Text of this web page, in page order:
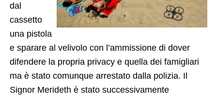
dal
cassetto
una pistola
e sparare al velivolo con l’ammissione di dover
difendere la propria privacy e quella dei famigliari
ma è stato comunque arrestato dalla polizia. Il
Signor Merideth è stato successivamente